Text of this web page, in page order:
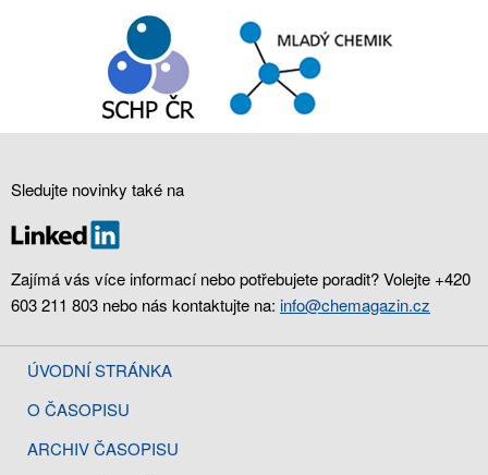
Sledujte novinky také na
Zajímá vás více informací nebo potřebujete poradit? Volejte +420
603 211 803 nebo nás kontaktujte na: info@chemagazin.cz
ÚVODNÍ STRÁNKA
O ČASOPISU
ARCHIV ČASOPISU